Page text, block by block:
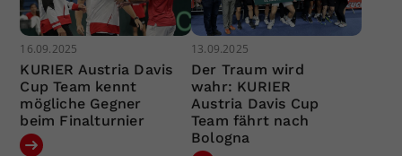
16.09.2025
KURIER Austria Davis
Cup Team kennt
mögliche Gegner
beim Finalturnier
13.09.2025
Der Traum wird
wahr: KURIER
Austria Davis Cup
Team fährt nach
Bologna